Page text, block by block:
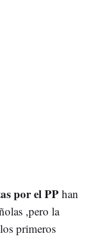
por el PP han
,pero la
primeros